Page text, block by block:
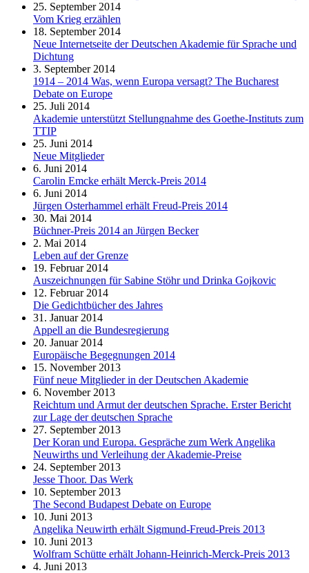
25. September 2014
Vom Krieg erzählen
18. September 2014
Neue Internetseite der Deutschen Akademie für Sprache und
Dichtung
3. September 2014
1914 – 2014 Was, wenn Europa versagt? The Bucharest
Debate on Europe
25. Juli 2014
Akademie unterstützt Stellungnahme des Goethe-Instituts zum
TTIP
25. Juni 2014
Neue Mitglieder
6. Juni 2014
Carolin Emcke erhält Merck-Preis 2014
6. Juni 2014
Jürgen Osterhammel erhält Freud-Preis 2014
30. Mai 2014
Büchner-Preis 2014 an Jürgen Becker
2. Mai 2014
Leben auf der Grenze
19. Februar 2014
Auszeichnungen für Sabine Stöhr und Drinka Gojkovic
12. Februar 2014
Die Gedichtbücher des Jahres
31. Januar 2014
Appell an die Bundesregierung
20. Januar 2014
Europäische Begegnungen 2014
15. November 2013
Fünf neue Mitglieder in der Deutschen Akademie
6. November 2013
Reichtum und Armut der deutschen Sprache. Erster Bericht
zur Lage der deutschen Sprache
27. September 2013
Der Koran und Europa. Gespräche zum Werk Angelika
Neuwirths und Verleihung der Akademie-Preise
24. September 2013
Jesse Thoor. Das Werk
10. September 2013
The Second Budapest Debate on Europe
10. Juni 2013
Angelika Neuwirth erhält Sigmund-Freud-Preis 2013
10. Juni 2013
Wolfram Schütte erhält Johann-Heinrich-Merck-Preis 2013
4. Juni 2013